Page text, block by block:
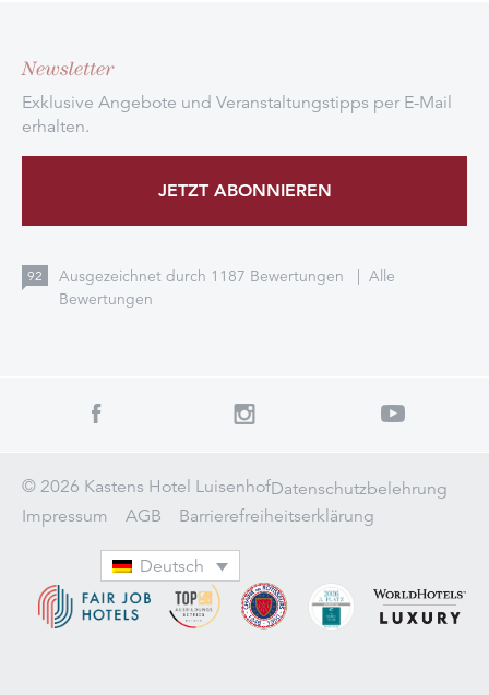
Newsletter
Exklusive Angebote und Veranstaltungstipps per E-Mail
erhalten.
JETZT ABONNIEREN
92 Ausgezeichnet durch 1187 Bewertungen | Alle
Bewertungen
© 2026 Kastens Hotel LuisenhofDatenschutzbelehrung
Impressum
AGB Barrierefreiheitserklärung
Deutsch